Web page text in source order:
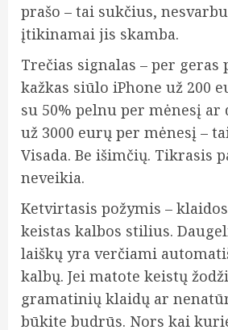
prašo – tai sukčius,
įtikinamai jis skamba.
Trečias signalas – per geras
kažkas siūlo iPhone už 200
su 50% pelnu per mėnesį ar
už 3000 eurų per mėnesį –
Visada. Be išimčių. Tikrasis
neveikia.
Ketvirtasis požymis –
keistas kalbos stilius.
laiškų yra verčiami
kalbų. Jei matote keistų
gramatinių klaidų ar
būkite budrūs. Nors kai